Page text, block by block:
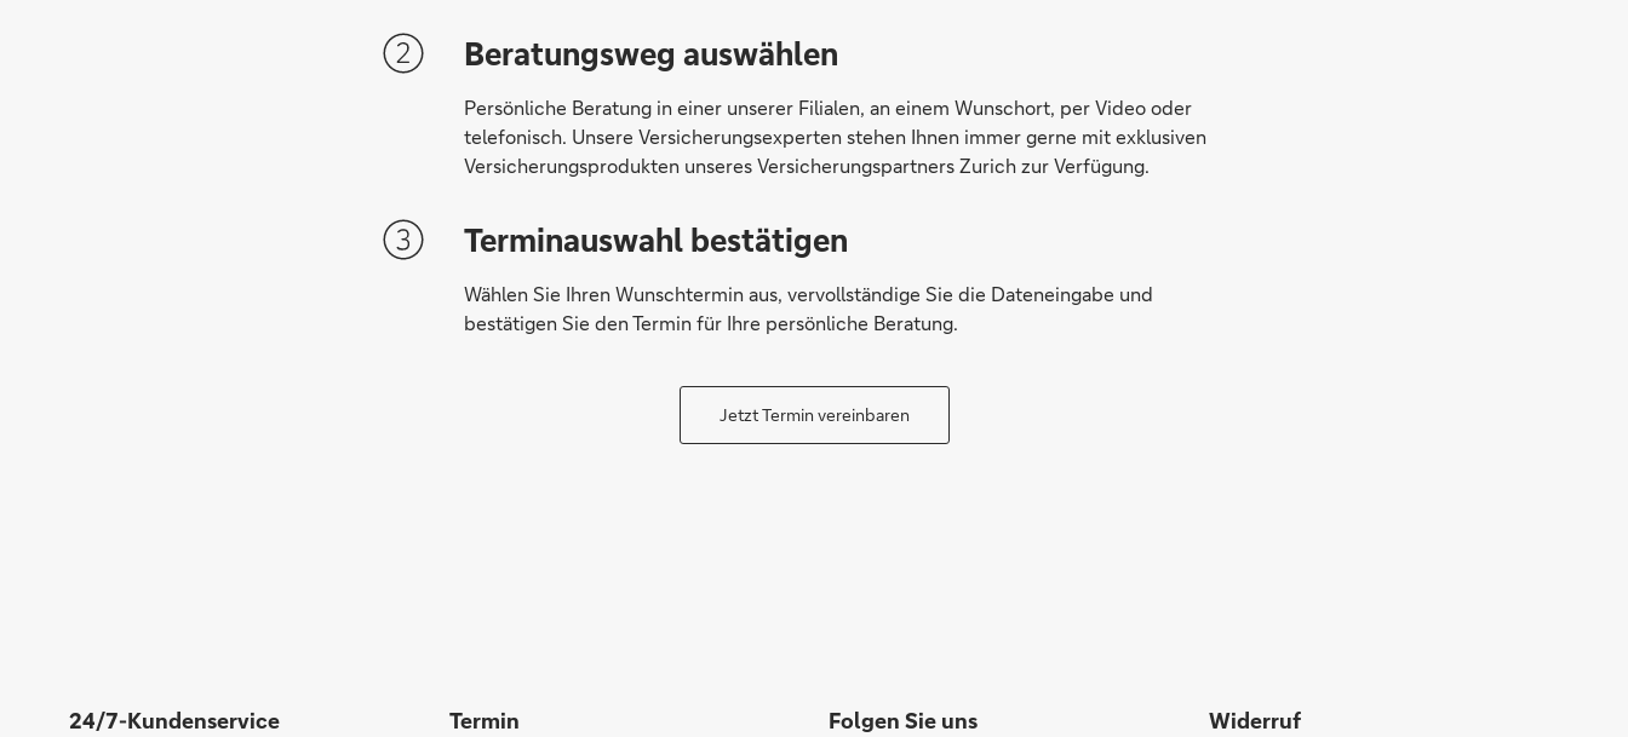
Beratungsweg auswählen
Persönliche Beratung in einer unserer Filialen, an einem Wunschort, per Video oder
telefonisch. Unsere Versicherungsexperten stehen Ihnen immer gerne mit exklusiven
Versicherungsprodukten unseres Versicherungspartners Zurich zur Verfügung.
Terminauswahl bestätigen
Wählen Sie Ihren Wunschtermin aus, vervollständige Sie die Dateneingabe und
bestätigen Sie den Termin für Ihre persönliche Beratung.
Jetzt Termin vereinbaren
24/7-Kundenservice Termin Folgen Sie uns Widerruf